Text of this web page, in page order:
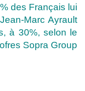
des Français lui
Marc Ayrault
à 30%, selon le
Sopra Group